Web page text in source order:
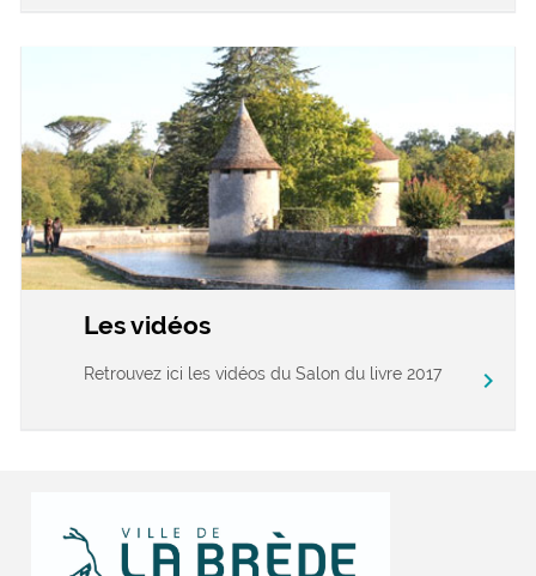
Les vidéos
Retrouvez ici les vidéos du Salon du livre 2017 chevron_right